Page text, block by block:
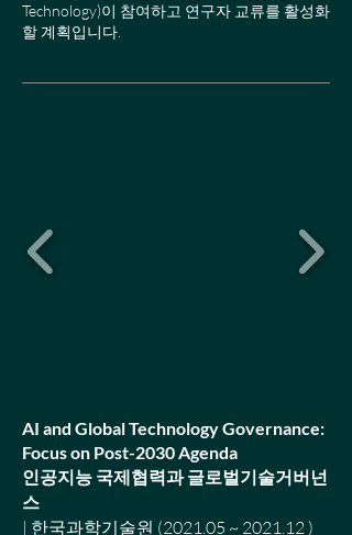
Technology)이 참여하고 연구자 교류를 활성화
할 계획입니다.
AI and Global Technology Governance:
Focus on Post-2030 Agenda
인공지능 국제협력과 글로벌기술거버넌
스
| 한국과학기술원 (2021.05 ~ 2021.12 )